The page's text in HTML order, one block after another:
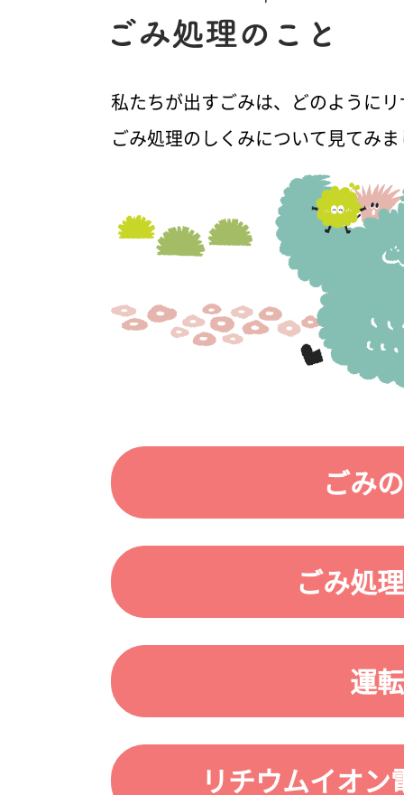
私たちが出すごみは、どのように
ごみ処理のしくみについて見てみ
ごみ
ごみ処
運
リチウムイオ